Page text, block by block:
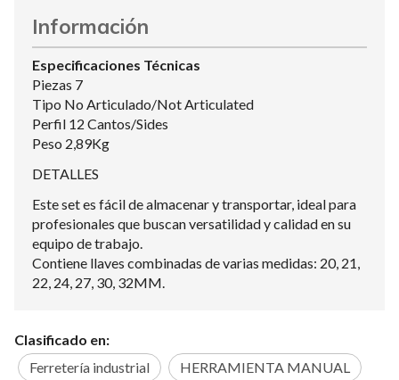
Información
Especificaciones Técnicas
Piezas 7
Tipo No Articulado/Not Articulated
Perfil 12 Cantos/Sides
Peso 2,89Kg
DETALLES
Este set es fácil de almacenar y transportar, ideal para
profesionales que buscan versatilidad y calidad en su
equipo de trabajo.
Contiene llaves combinadas de varias medidas: 20, 21,
22, 24, 27, 30, 32MM.
Clasificado en:
Ferretería industrial
HERRAMIENTA MANUAL